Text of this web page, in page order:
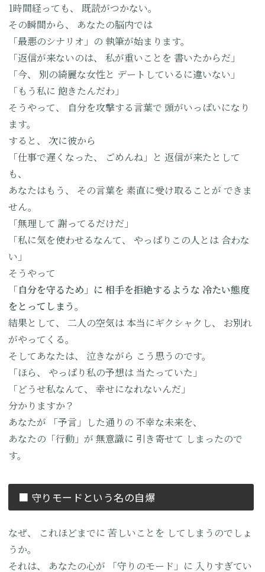
1時間経っても、
既読がつかない。
その瞬間から、
あなたの脳内では
「最悪のシナリオ」の 執筆が始まります。
「返信が来ないのは、
私が重いことを 書いたからだ」
「今、
別の綺麗な女性と デートしているに違いない」
「もう私に 飽きたんだわ」
そうやって、
自分を攻撃する言葉で 頭がいっぱいになり
ます。
すると、
次に彼から
「仕事で遅くなった、
ごめんね」と 返信が来たとして
も、
あなたはもう、
その言葉を 素直に受け取ることが できま
せん。
「無理して 謝ってるだけだ」
「私に気を使わせるなんて、
やっぱりこの人とは 合わな
い」
そうやって
「自分を守るため」に 相手を拒絶するような 冷たい態度
をとってしまう。
結果として、
二人の空気は本当にギクシャクし、
お別れ
がやってくる。
そしてあなたは、
泣きながら こう思うのです。
「ほら、
やっぱり私の予想は 当たっていた」
「どうせ私なんて、
幸せになれないんだ」
分かりますか？
あなたが
「予言」した通りの 不幸な未来を、
あなたの「行動」が 無意識に 引き寄せて しまったので
す。
■ 守りモードという名の自爆
なぜ、 これほどまでに 苦しいことを してしまうのでしょ
うか。
それは、
あなたの心が 「守りのモード」に 入りすぎてい